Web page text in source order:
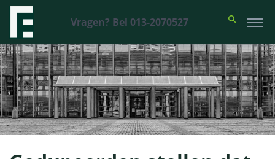
Vragen? Bel 013-2070527